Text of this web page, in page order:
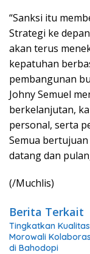
“Sanksi itu
Strategi ke
akan terus
kepatuhan
pembangunan
Johny Semuel
berkelanjutan,
personal, serta
Semua
datang dan
(/Muchlis)
Berita Terkait
Tingkatkan
Morowali
di Bahodopi